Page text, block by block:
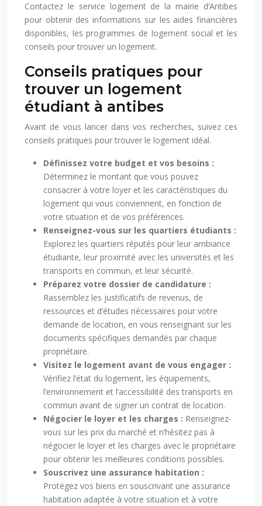
Contactez le service logement de la mairie d’Antibes
pour obtenir des informations sur les aides financières
disponibles, les programmes de logement social et les
conseils pour trouver un logement.
Conseils pratiques pour
trouver un logement
étudiant à antibes
Avant de vous lancer dans vos recherches, suivez ces
conseils pratiques pour trouver le logement idéal.
Définissez votre budget et vos besoins :
Déterminez le montant que vous pouvez
consacrer à votre loyer et les caractéristiques du
logement qui vous conviennent, en fonction de
votre situation et de vos préférences.
Renseignez-vous sur les quartiers étudiants :
Explorez les quartiers réputés pour leur ambiance
étudiante, leur proximité avec les universités et les
transports en commun, et leur sécurité.
Préparez votre dossier de candidature :
Rassemblez les justificatifs de revenus, de
ressources et d’études nécessaires pour votre
demande de location, en vous renseignant sur les
documents spécifiques demandés par chaque
propriétaire.
Visitez le logement avant de vous engager :
Vérifiez l’état du logement, les équipements,
l’environnement et l’accessibilité des transports en
commun avant de signer un contrat de location.
Négocier le loyer et les charges : Renseignez-
vous sur les prix du marché et n’hésitez pas à
négocier le loyer et les charges avec le propriétaire
pour obtenir les meilleures conditions possibles.
Souscrivez une assurance habitation :
Protégez vos biens en souscrivant une assurance
habitation adaptée à votre situation et à votre